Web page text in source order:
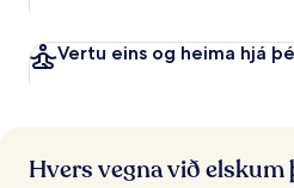
Vertu eins og heima hjá
Hvers vegna við elskum